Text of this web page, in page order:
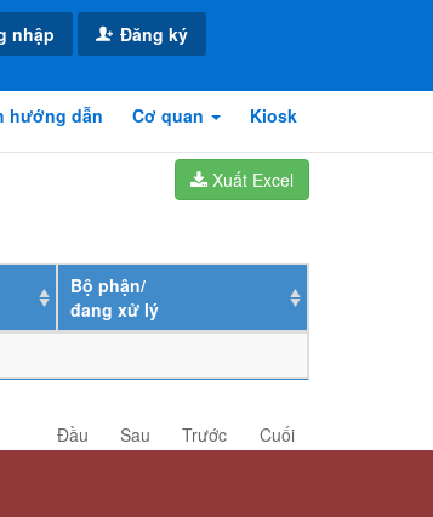
nhập Đăng ký
hướng dẫn Cơ quan Kiosk
Xuất Excel
Bộ phận/
đang xử lý
Đầu Sau Trước Cuối